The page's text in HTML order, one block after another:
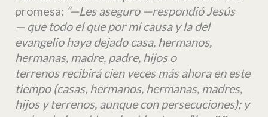
promesa: “—Les aseguro —respondió Jesús
— que todo el que por mi causa y la del
evangelio haya dejado casa, hermanos,
hermanas, madre, padre, hijos o
terrenos recibirá cien veces más ahora en este
tiempo (casas, hermanos, hermanas, madres,
hijos y terrenos, aunque con persecuciones); y